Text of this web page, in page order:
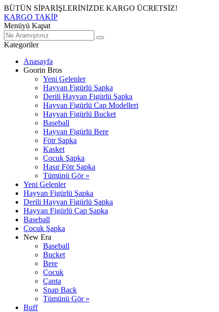
BÜTÜN SİPARİŞLERİNİZDE KARGO ÜCRETSİZ!
KARGO TAKİP
Menüyü Kapat
Kategoriler
Anasayfa
Goorin Bros
Yeni Gelenler
Hayvan Figürlü Şapka
Derili Hayvan Figürlü Şapka
Hayvan Figürlü Cap Modelleri
Hayvan Figürlü Bucket
Baseball
Hayvan Figürlü Bere
Fötr Şapka
Kasket
Çocuk Şapka
Hasır Fötr Şapka
Tümünü Gör »
Yeni Gelenler
Hayvan Figürlü Şapka
Derili Hayvan Figürlü Şapka
Hayvan Figürlü Cap Şapka
Baseball
Çocuk Şapka
New Era
Baseball
Bucket
Bere
Çocuk
Çanta
Snap Back
Tümünü Gör »
Buff